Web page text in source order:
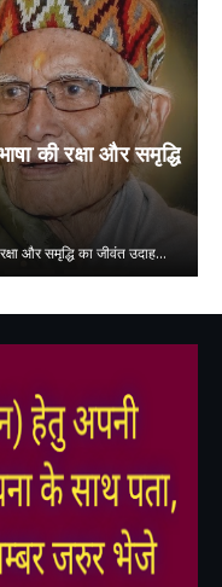
की रक्षा और समृद्धि
और समृद्धि का जीवंत उदाह…